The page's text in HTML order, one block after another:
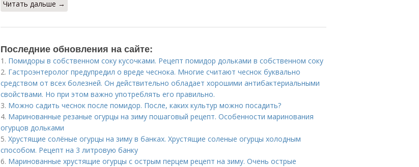
Читать дальше →
Последние обновления на сайте:
1. Помидоры в собственном соку кусочками. Рецепт помидор дольками в собственном соку
2. Гастроэнтеролог предупредил о вреде чеснока. Многие считают чеснок буквально
средством от всех болезней. Он действительно обладает хорошими антибактериальными
свойствами. Но при этом важно употреблять его правильно.
3. Можно садить чеснок после помидор. После, каких культур можно посадить?
4. Маринованные резаные огурцы на зиму пошаговый рецепт. Особенности маринования
огурцов дольками
5. Хрустящие солёные огурцы на зиму в банках. Хрустящие соленые огурцы холодным
способом. Рецепт на 3 литровую банку
6. Маринованные хрустящие огурцы с острым перцем рецепт на зиму. Очень острые